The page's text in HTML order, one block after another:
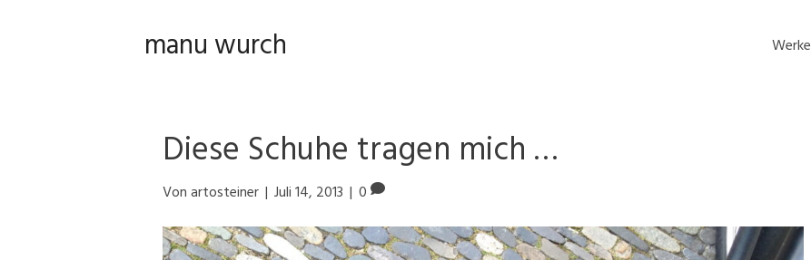
manu wurch Werke
Diese Schuhe tragen mich …
Vonartosteiner | Juli 14, 2013 | 0